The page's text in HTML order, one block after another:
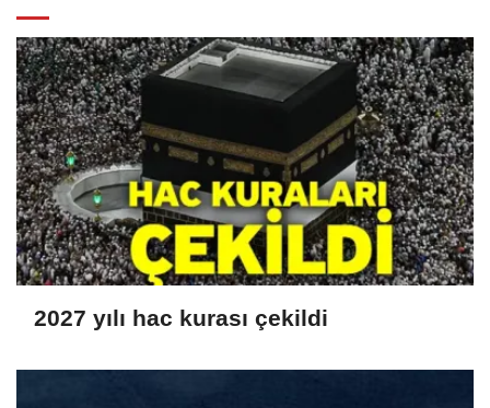
2027 yılı hac kurası çekildi